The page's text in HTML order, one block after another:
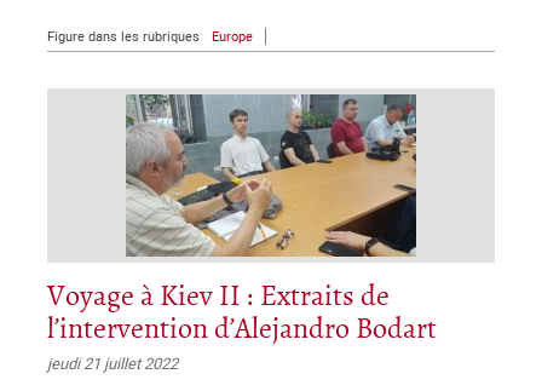
Figure dans les rubriques Europe
Voyage à Kiev II : Extraits de
l’intervention d’Alejandro Bodart
jeudi 21 juillet 2022